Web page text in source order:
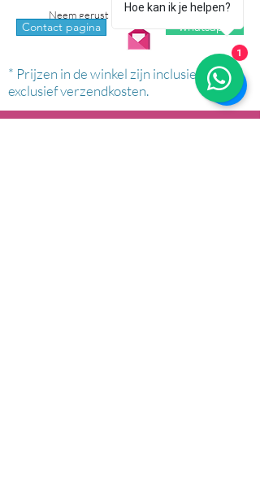
Neem gerust contact met me op via:
Contact pagina whatsapp
* Prijzen in de winkel zijn inclusief btw en
exclusief verzendkosten.
Hoe kan ik je helpen?
1